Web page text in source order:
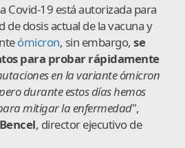
Covid-19 está autorizada para
de dosis actual de la vacuna y
ómicron, sin embargo, se
para probar rápidamente
en la variante ómicron
durante estos días hemos
mitigar la enfermedad",
, director ejecutivo de